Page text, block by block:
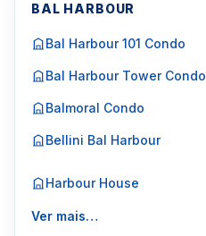
BAL HARBOUR
Bal Harbour 101 Condo
Bal Harbour Tower Condo
Balmoral Condo
Bellini Bal Harbour
Harbour House
Ver mais…